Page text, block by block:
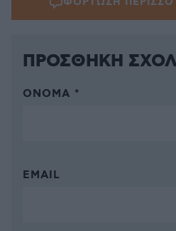
ΠΡΟΣΘΗΚΗ
ΌΝΟΜΑ *
EMAIL